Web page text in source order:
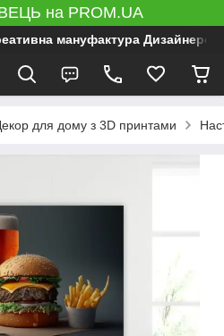
на PROM.UA
мануфактура
для дому з 3D принтами